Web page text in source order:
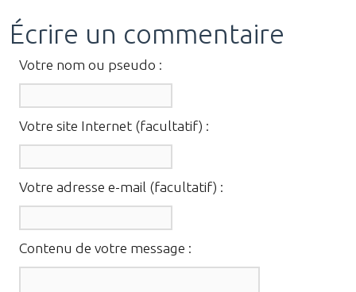
Écrire un commentaire
Votre nom ou pseudo :
Votre site Internet (facultatif) :
Votre adresse e-mail (facultatif) :
Contenu de votre message :